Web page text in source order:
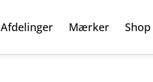
Afdelinger Mærker Shop